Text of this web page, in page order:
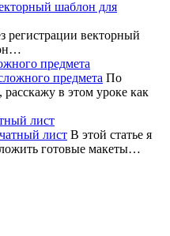
регистрации векторный
предмета
По
расскажу в этом уроке как
лист
В этой статье я
готовые макеты…